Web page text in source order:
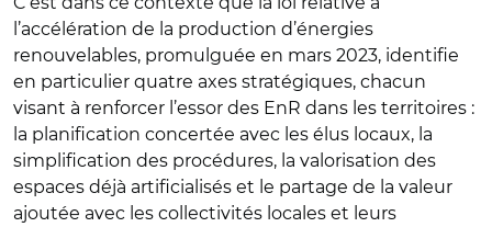
l’accélération de la production d’énergies
renouvelables, promulguée en mars 2023, identifie
en particulier quatre axes stratégiques, chacun
visant à renforcer l’essor des EnR dans les territoires :
la planification concertée avec les élus locaux, la
simplification des procédures, la valorisation des
espaces déjà artificialisés et le partage de la valeur
ajoutée avec les collectivités locales et leurs